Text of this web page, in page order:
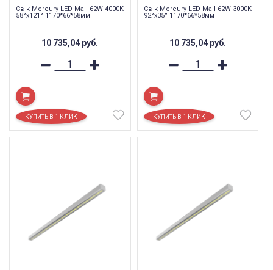
Св-к Mercury LED Mall 62W 4000К
58°x121° 1170*66*58мм
10 735,04 руб.
Св-к Mercury LED Mall 62W 3000К
92°x35° 1170*66*58мм
10 735,04 руб.